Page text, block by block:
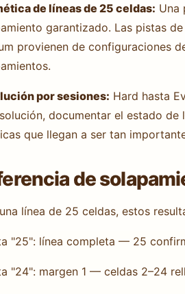
de líneas de 25 celdas: Una
garantizado. Las pistas
provienen de configuraciones
por sesiones: Hard hasta
documentar el estado de
que llegan a ser tan
de
línea de 25 celdas, estos
"25": línea completa — 25
"24": margen 1 — celdas 2–24